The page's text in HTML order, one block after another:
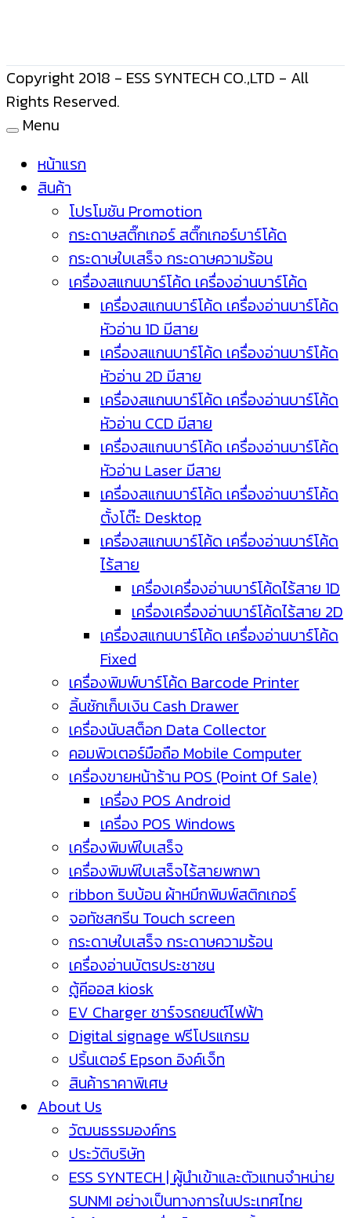
Copyright 2018 - ESS SYNTECH CO.,LTD - All
Rights Reserved.
Menu
หน้าแรก
สินค้า
โปรโมชัน Promotion
กระดาษสติ๊กเกอร์ สติ๊กเกอร์บาร์โค้ด
กระดาษใบเสร็จ กระดาษความร้อน
เครื่องสแกนบาร์โค้ด เครื่องอ่านบาร์โค้ด
เครื่องสแกนบาร์โค้ด เครื่องอ่านบาร์โค้ด
หัวอ่าน 1D มีสาย
เครื่องสแกนบาร์โค้ด เครื่องอ่านบาร์โค้ด
หัวอ่าน 2D มีสาย
เครื่องสแกนบาร์โค้ด เครื่องอ่านบาร์โค้ด
หัวอ่าน CCD มีสาย
เครื่องสแกนบาร์โค้ด เครื่องอ่านบาร์โค้ด
หัวอ่าน Laser มีสาย
เครื่องสแกนบาร์โค้ด เครื่องอ่านบาร์โค้ด
ตั้งโต๊ะ Desktop
เครื่องสแกนบาร์โค้ด เครื่องอ่านบาร์โค้ด
ไร้สาย
เครื่องเครื่องอ่านบาร์โค้ดไร้สาย 1D
เครื่องเครื่องอ่านบาร์โค้ดไร้สาย 2D
เครื่องสแกนบาร์โค้ด เครื่องอ่านบาร์โค้ด
Fixed
เครื่องพิมพ์บาร์โค้ด Barcode Printer
ลิ้นชักเก็บเงิน Cash Drawer
เครื่องนับสต็อก Data Collector
คอมพิวเตอร์มือถือ Mobile Computer
เครื่องขายหน้าร้าน POS (Point Of Sale)
เครื่อง POS Android
เครื่อง POS Windows
เครื่องพิมพ์ใบเสร็จ
เครื่องพิมพ์ใบเสร็จไร้สายพกพา
ribbon ริบบ้อน ผ้าหมึกพิมพ์สติกเกอร์
จอทัชสกรีน Touch screen
กระดาษใบเสร็จ กระดาษความร้อน
เครื่องอ่านบัตรประชาชน
ตู้คีออส kiosk
EV Charger ชาร์จรถยนต์ไฟฟ้า
Digital signage ฟรีโปรแกรม
ปริ้นเตอร์ Epson อิงค์เจ็ท
สินค้าราคาพิเศษ
About Us
วัฒนธรรมองค์กร
ประวัติบริษัท
ESS SYNTECH | ผู้นำเข้าและตัวแทนจำหน่าย
SUNMI อย่างเป็นทางการในประเทศไทย